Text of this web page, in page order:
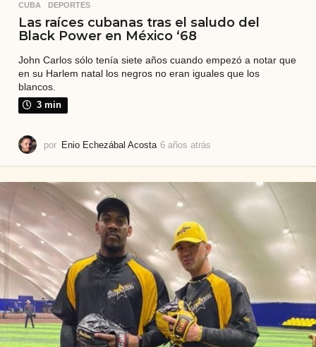
CUBA ,DEPORTES
Las raíces cubanas tras el saludo del
Black Power en México ‘68
John Carlos sólo tenía siete años cuando empezó a notar que
en su Harlem natal los negros no eran iguales que los
blancos.
3 min
por Enio Echezábal Acosta 6 años atrás
o
r
á
s